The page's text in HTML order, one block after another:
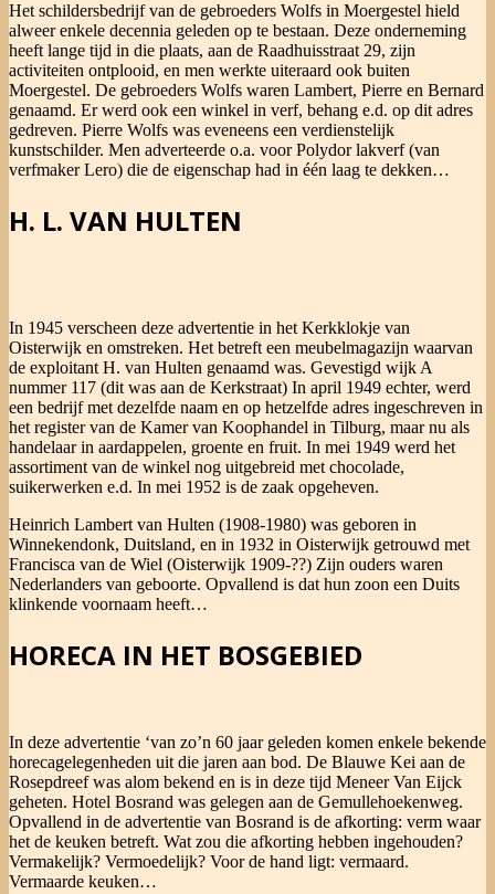
Het schildersbedrijf van de gebroeders Wolfs in Moergestel hield
alweer enkele decennia geleden op te bestaan. Deze onderneming
heeft lange tijd in die plaats, aan de Raadhuisstraat 29, zijn
activiteiten ontplooid, en men werkte uiteraard ook buiten
Moergestel. De gebroeders Wolfs waren Lambert, Pierre en Bernard
genaamd. Er werd ook een winkel in verf, behang e.d. op dit adres
gedreven. Pierre Wolfs was eveneens een verdienstelijk
kunstschilder. Men adverteerde o.a. voor Polydor lakverf (van
verfmaker Lero) die de eigenschap had in één laag te dekken…
H. L. VAN HULTEN
In 1945 verscheen deze advertentie in het Kerkklokje van
Oisterwijk en omstreken. Het betreft een meubelmagazijn waarvan
de exploitant H. van Hulten genaamd was. Gevestigd wijk A
nummer 117 (dit was aan de Kerkstraat) In april 1949 echter, werd
een bedrijf met dezelfde naam en op hetzelfde adres ingeschreven in
het register van de Kamer van Koophandel in Tilburg, maar nu als
handelaar in aardappelen, groente en fruit. In mei 1949 werd het
assortiment van de winkel nog uitgebreid met chocolade,
suikerwerken e.d. In mei 1952 is de zaak opgeheven.
Heinrich Lambert van Hulten (1908-1980) was geboren in
Winnekendonk, Duitsland, en in 1932 in Oisterwijk getrouwd met
Francisca van de Wiel (Oisterwijk 1909-??) Zijn ouders waren
Nederlanders van geboorte. Opvallend is dat hun zoon een Duits
klinkende voornaam heeft…
HORECA IN HET BOSGEBIED
In deze advertentie ‘van zo’n 60 jaar geleden komen enkele bekende
horecagelegenheden uit die jaren aan bod. De Blauwe Kei aan de
Rosepdreef was alom bekend en is in deze tijd Meneer Van Eijck
geheten. Hotel Bosrand was gelegen aan de Gemullehoekenweg.
Opvallend in de advertentie van Bosrand is de afkorting: verm waar
het de keuken betreft. Wat zou die afkorting hebben ingehouden?
Vermakelijk? Vermoedelijk? Voor de hand ligt: vermaard.
Vermaarde keuken…